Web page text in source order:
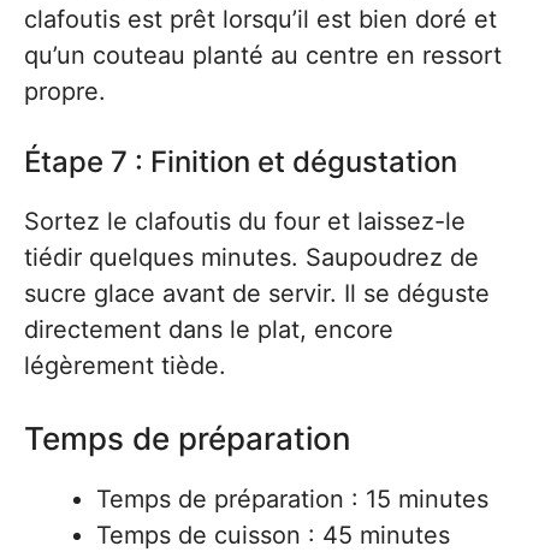
clafoutis est prêt lorsqu’il est bien doré et
qu’un couteau planté au centre en ressort
propre.
Étape 7 : Finition et dégustation
Sortez le clafoutis du four et laissez-le
tiédir quelques minutes. Saupoudrez de
sucre glace avant de servir. Il se déguste
directement dans le plat, encore
légèrement tiède.
Temps de préparation
Temps de préparation : 15 minutes
Temps de cuisson : 45 minutes